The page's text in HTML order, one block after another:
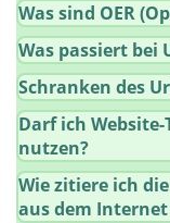
Was sind OER
Was passiert bei
Schranken des
Darf ich
nutzen?
Wie zitiere ich
aus dem